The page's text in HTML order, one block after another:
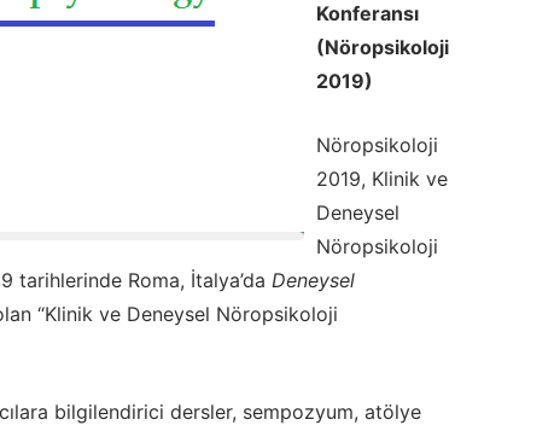
Konferansı
(Nöropsikoloji
2019)
Nöropsikoloji
2019, Klinik ve
Deneysel
Nöropsikoloji
tarihlerinde Roma, İtalya’da Deneysel
“Klinik ve Deneysel Nöropsikoloji
bilgilendirici dersler, sempozyum, atölye